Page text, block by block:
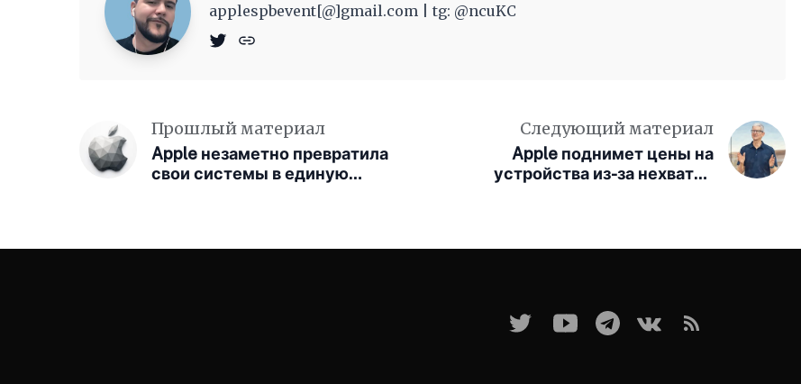
applespbevent[@]gmail.com | tg: @ncuKC
Прошлый материал
Apple незаметно превратила
свои системы в единую
Следующий материал
Apple поднимет цены на
устройства из-за нехватки